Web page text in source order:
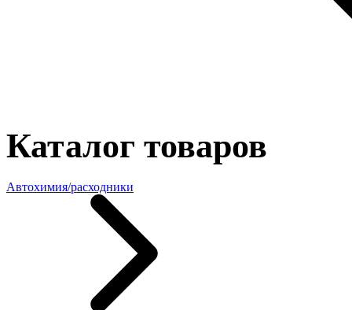
Каталог товаров
Автохимия/расходники